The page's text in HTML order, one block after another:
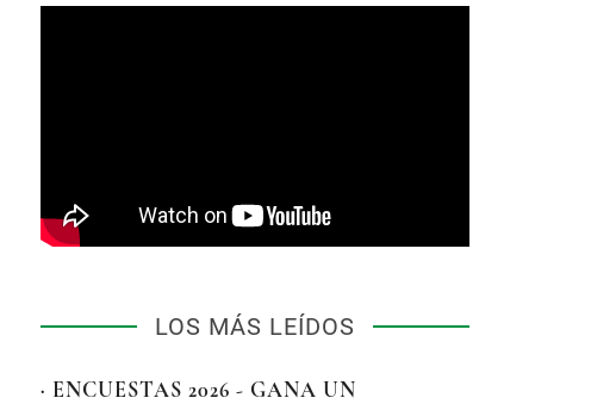
LOS MÁS LEÍDOS
· ENCUESTAS 2026 - GANA UN